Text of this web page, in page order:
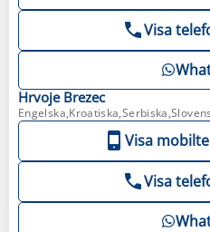
Visa
Hrvoje Brezec
Visa
Visa